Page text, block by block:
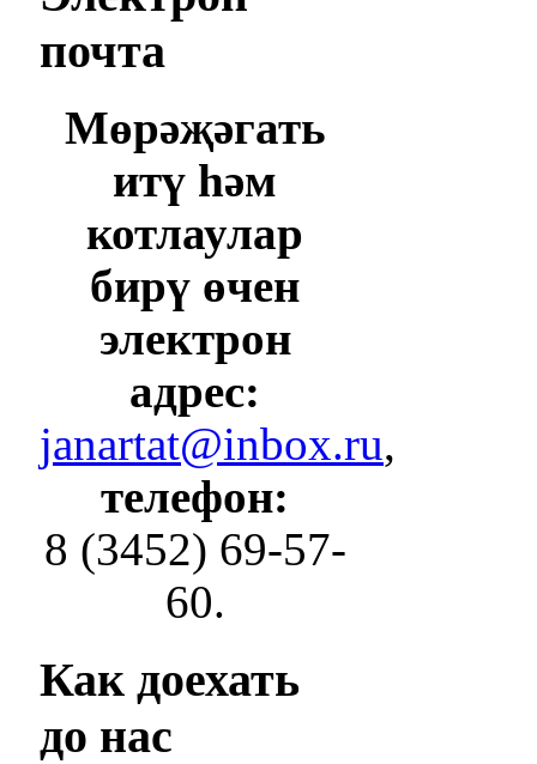
почта
Мөрәҗәгать
итү һәм
котлаулар
бирү өчен
электрон
адрес:
janartat@inbox.ru,
телефон:
8 (3452) 69-57-
60.
Как доехать
до нас